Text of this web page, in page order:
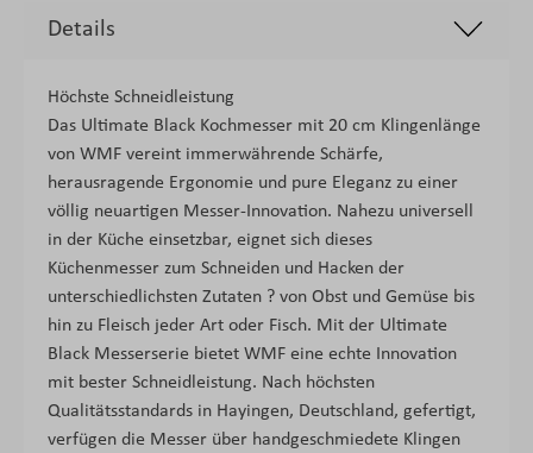
Details
Höchste Schneidleistung
Das Ultimate Black Kochmesser mit 20 cm Klingenlänge
von WMF vereint immerwährende Schärfe,
herausragende Ergonomie und pure Eleganz zu einer
völlig neuartigen Messer-Innovation. Nahezu universell
in der Küche einsetzbar, eignet sich dieses
Küchenmesser zum Schneiden und Hacken der
unterschiedlichsten Zutaten ? von Obst und Gemüse bis
hin zu Fleisch jeder Art oder Fisch. Mit der Ultimate
Black Messerserie bietet WMF eine echte Innovation
mit bester Schneidleistung. Nach höchsten
Qualitätsstandards in Hayingen, Deutschland, gefertigt,
verfügen die Messer über handgeschmiedete Klingen